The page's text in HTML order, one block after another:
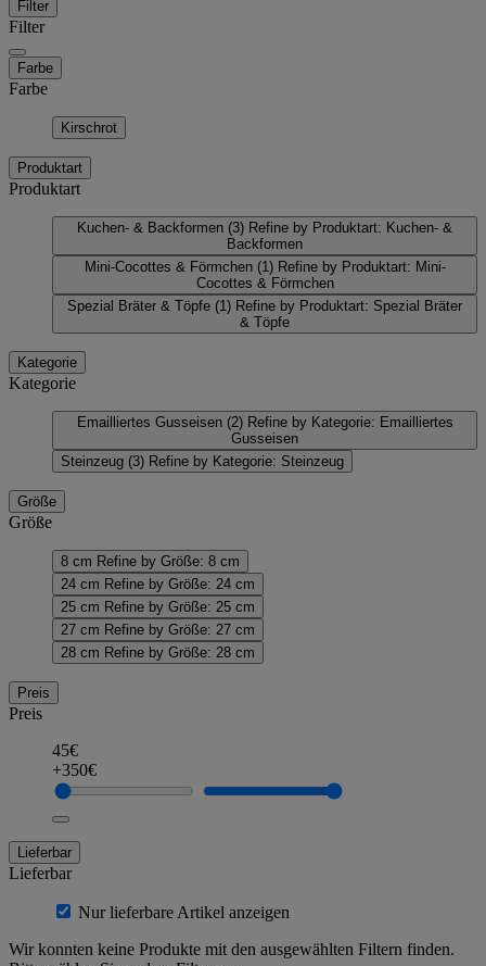
Filter
Filter
Farbe
Farbe
Kirschrot
Produktart
Produktart
Kuchen- & Backformen (3) Refine by Produktart: Kuchen- &
Backformen
Mini-Cocottes & Förmchen (1) Refine by Produktart: Mini-
Cocottes & Förmchen
Spezial Bräter & Töpfe (1) Refine by Produktart: Spezial Bräter
& Töpfe
Kategorie
Kategorie
Emailliertes Gusseisen (2) Refine by Kategorie: Emailliertes
Gusseisen
Steinzeug (3) Refine by Kategorie: Steinzeug
Größe
Größe
8 cm Refine by Größe: 8 cm
24 cm Refine by Größe: 24 cm
25 cm Refine by Größe: 25 cm
27 cm Refine by Größe: 27 cm
28 cm Refine by Größe: 28 cm
Preis
Preis
45€
+350€
Lieferbar
Lieferbar
Nur lieferbare Artikel anzeigen
Wir konnten keine Produkte mit den ausgewählten Filtern finden.